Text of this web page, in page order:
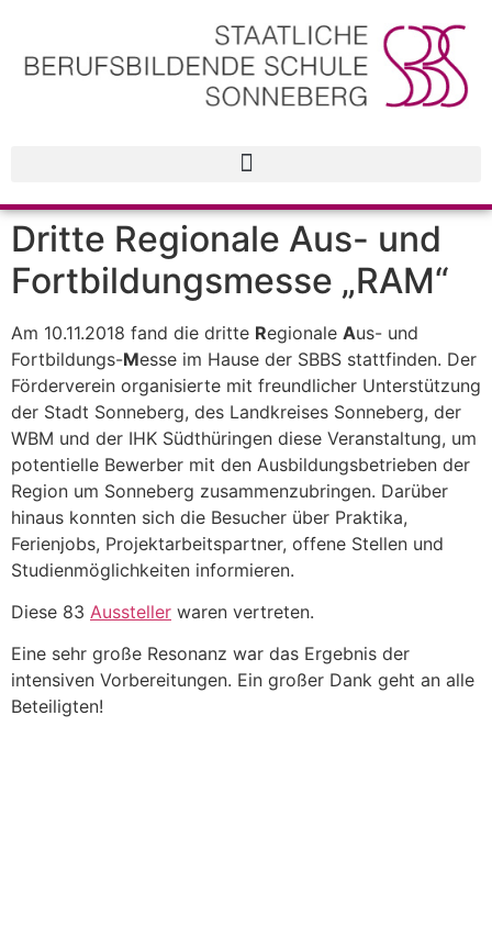
Dritte Regionale Aus- und
Fortbildungsmesse „RAM“
Am 10.11.2018 fand die dritte Regionale Aus- und
Fortbildungs-Messe im Hause der SBBS stattfinden. Der
Förderverein organisierte mit freundlicher Unterstützung
der Stadt Sonneberg, des Landkreises Sonneberg, der
WBM und der IHK Südthüringen diese Veranstaltung, um
potentielle Bewerber mit den Ausbildungsbetrieben der
Region um Sonneberg zusammenzubringen. Darüber
hinaus konnten sich die Besucher über Praktika,
Ferienjobs, Projektarbeitspartner, offene Stellen und
Studienmöglichkeiten informieren.
Diese 83 Aussteller waren vertreten.
Eine sehr große Resonanz war das Ergebnis der
intensiven Vorbereitungen. Ein großer Dank geht an alle
Beteiligten!